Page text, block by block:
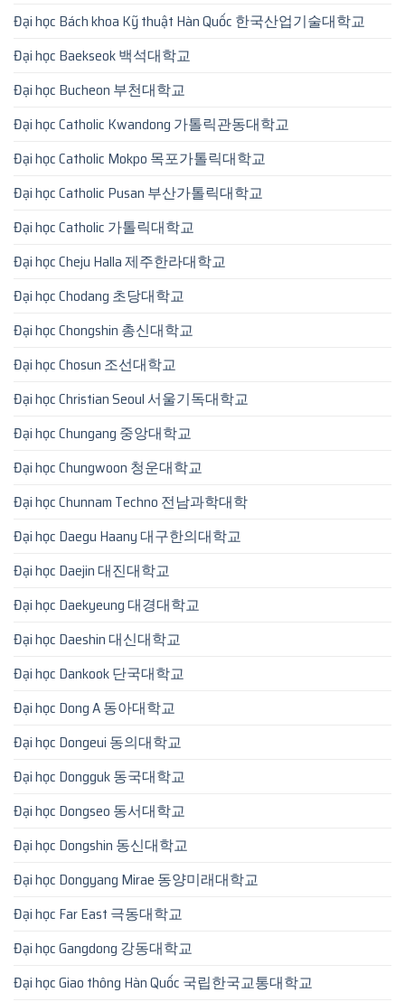
Đại học Bách khoa Kỹ thuật Hàn Quốc 한국산업기술대학교
Đại học Baekseok 백석대학교
Đại học Bucheon 부천대학교
Đại học Catholic Kwandong 가톨릭관동대학교
Đại học Catholic Mokpo 목포가톨릭대학교
Đại học Catholic Pusan 부산가톨릭대학교
Đại học Catholic 가톨릭대학교
Đại học Cheju Halla 제주한라대학교
Đại học Chodang 초당대학교
Đại học Chongshin 총신대학교
Đại học Chosun 조선대학교
Đại học Christian Seoul 서울기독대학교
Đại học Chungang 중앙대학교
Đại học Chungwoon 청운대학교
Đại học Chunnam Techno 전남과학대학
Đại học Daegu Haany 대구한의대학교
Đại học Daejin 대진대학교
Đại học Daekyeung 대경대학교
Đại học Daeshin 대신대학교
Đại học Dankook 단국대학교
Đại học Dong A 동아대학교
Đại học Dongeui 동의대학교
Đại học Dongguk 동국대학교
Đại học Dongseo 동서대학교
Đại học Dongshin 동신대학교
Đại học Dongyang Mirae 동양미래대학교
Đại học Far East 극동대학교
Đại học Gangdong 강동대학교
Đại học Giao thông Hàn Quốc 국립한국교통대학교